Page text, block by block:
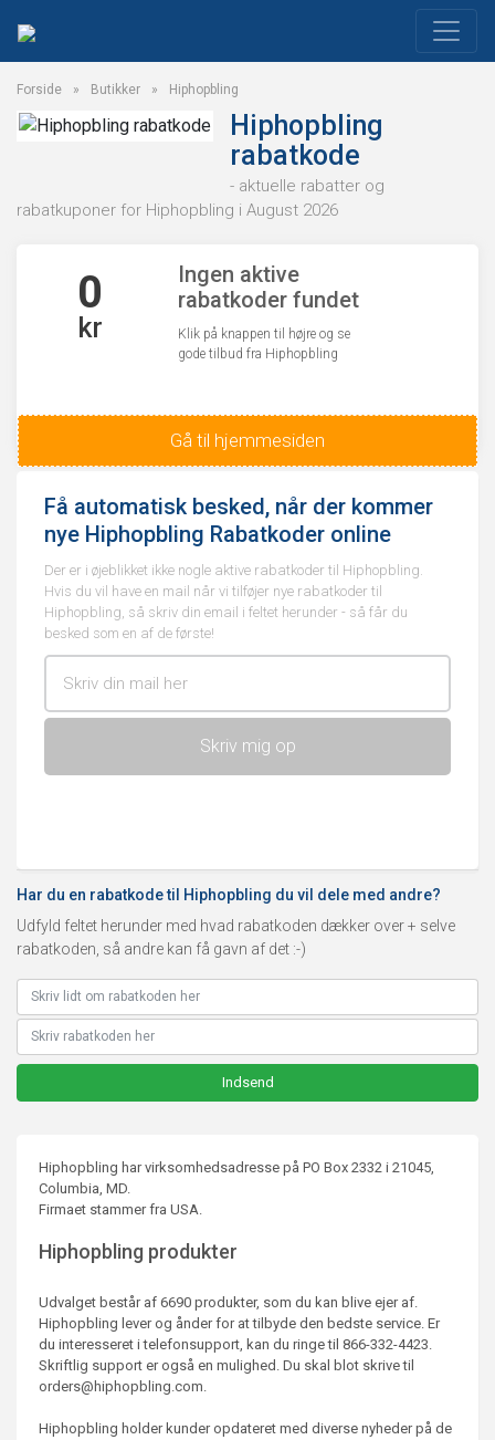
Forside » Butikker » Hiphopbling
Hiphopbling
rabatkode
- aktuelle rabatter og
rabatkuponer for Hiphopbling i August 2026
0
kr
Ingen aktive
rabatkoder fundet
Klik på knappen til højre og se
gode tilbud fra Hiphopbling
Gå til hjemmesiden
Få automatisk besked, når der kommer
nye Hiphopbling Rabatkoder online
Der er i øjeblikket ikke nogle aktive rabatkoder til Hiphopbling.
Hvis du vil have en mail når vi tilføjer nye rabatkoder til
Hiphopbling, så skriv din email i feltet herunder - så får du
besked som en af de første!
Har du en rabatkode til Hiphopbling du vil dele med andre?
Udfyld feltet herunder med hvad rabatkoden dækker over + selve
rabatkoden, så andre kan få gavn af det :-)
Hiphopbling har virksomhedsadresse på PO Box 2332 i 21045,
Columbia, MD.
Firmaet stammer fra USA.
Hiphopbling produkter
Udvalget består af 6690 produkter, som du kan blive ejer af.
Hiphopbling lever og ånder for at tilbyde den bedste service. Er
du interesseret i telefonsupport, kan du ringe til 866-332-4423.
Skriftlig support er også en mulighed. Du skal blot skrive til
orders@hiphopbling.com.
Hiphopbling holder kunder opdateret med diverse nyheder på de